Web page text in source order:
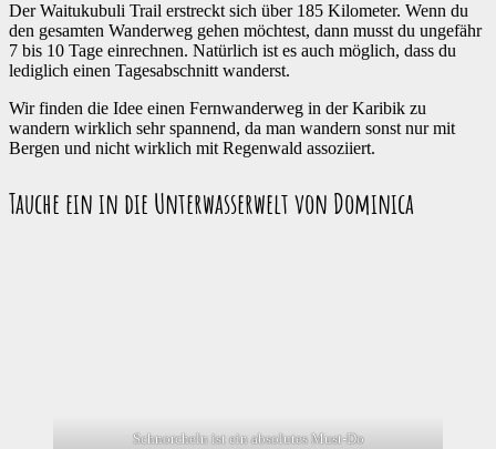
Der Waitukubuli Trail erstreckt sich über 185 Kilometer. Wenn du
den gesamten Wanderweg gehen möchtest, dann musst du ungefähr
7 bis 10 Tage einrechnen. Natürlich ist es auch möglich, dass du
lediglich einen Tagesabschnitt wanderst.
Wir finden die Idee einen Fernwanderweg in der Karibik zu
wandern wirklich sehr spannend, da man wandern sonst nur mit
Bergen und nicht wirklich mit Regenwald assoziiert.
Tauche ein in die Unterwasserwelt von Dominica
Schnorcheln ist ein absolutes Must-Do